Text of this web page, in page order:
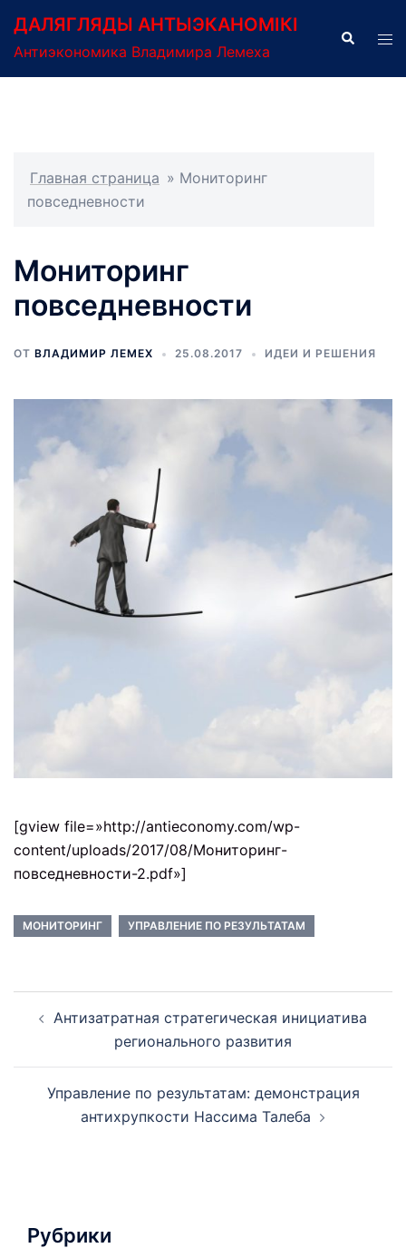
содержимому
ДАЛЯГЛЯДЫ АНТЫЭКАНОМІКІ
Антиэкономика Владимира Лемеха
Поиск
Главная страница » Мониторинг
повседневности
Мониторинг
повседневности
ОТ ВЛАДИМИР ЛЕМЕХ 25.08.2017 ИДЕИ И РЕШЕНИЯ
[gview file=»http://antieconomy.com/wp-
content/uploads/2017/08/Мониторинг-
повседневности-2.pdf»]
МОНИТОРИНГ УПРАВЛЕНИЕ ПО РЕЗУЛЬТАТАМ
Навигация
записям
Антизатратная стратегическая инициатива
регионального развития
Управление по результатам: демонстрация
антихрупкости Нассима Талеба
Рубрики